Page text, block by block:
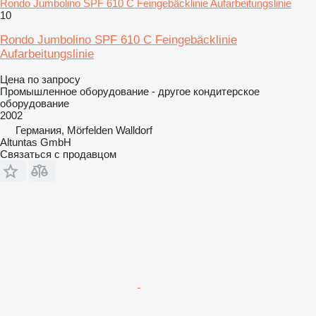
Rondo Jumbolino SPF 610 C Feingebäcklinie Aufarbeitungslinie
10
Rondo Jumbolino SPF 610 C Feingebäcklinie
Aufarbeitungslinie
Цена по запросу
Промышленное оборудование - другое кондитерское
оборудование
2002
Германия, Mörfelden Walldorf
Altuntas GmbH
Связаться с продавцом